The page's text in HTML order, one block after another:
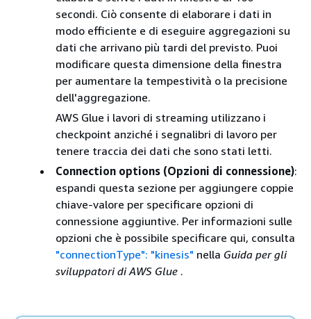
secondi. Ciò consente di elaborare i dati in
modo efficiente e di eseguire aggregazioni su
dati che arrivano più tardi del previsto. Puoi
modificare questa dimensione della finestra
per aumentare la tempestività o la precisione
dell'aggregazione.
AWS Glue i lavori di streaming utilizzano i
checkpoint anziché i segnalibri di lavoro per
tenere traccia dei dati che sono stati letti.
Connection options (Opzioni di connessione):
espandi questa sezione per aggiungere coppie
chiave-valore per specificare opzioni di
connessione aggiuntive. Per informazioni sulle
opzioni che è possibile specificare qui, consulta
"connectionType": "kinesis" nella Guida per gli
sviluppatori di AWS Glue .